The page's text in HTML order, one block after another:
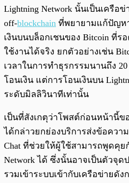
Lightning Network นั้นเป็นเครือ
off-blockchain ที่พยายามแก้ปัญห
เงินบนบล็อกเชนของ Bitcoin ที่ร
ใช้งานได้จริง ยกตัวอย่างเช่น
เวลาในการทำธุรกรรมนานถึง
โอนเงิน แต่การโอนเงินบน
ระดับมิลลิวินาทีเท่านั้น
เป็นที่สังเกตุว่าโพสต์ก่อนหน้านี้ขอ
ได้กล่าวยกย่องบริการส่งข้อควา
Chat ที่ช่วยให้ผู้ใช้สามารถพูดคุย
Network ได้ ซึ่งนั้นอาจเป็นตัวจุด
รวมเข้าระบบเข้ากับเครือข่ายดัง